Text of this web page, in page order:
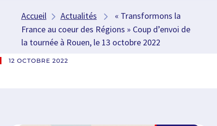
Accueil Actualités
« Transformons la
France au coeur des Régions » Coup d’envoi de
la tournée à Rouen, le 13 octobre 2022
12 OCTOBRE 2022